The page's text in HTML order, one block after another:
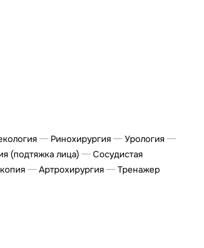
Ринохирургия
Урология
(подтяжка лица)
Сосудистая
Артрохирургия Тренажер